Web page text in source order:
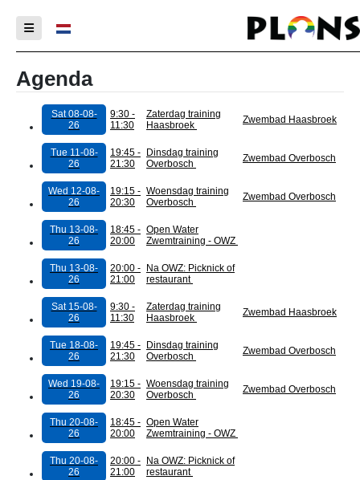
Select your language
Agenda
Sat 08-08-
26
9:30 -
11:30
Zaterdag training
Haasbroek
Zwembad Haasbroek
Tue 11-08-
26
19:45 -
21:30
Dinsdag training
Overbosch
Zwembad Overbosch
Wed 12-08-
26
19:15 -
20:30
Woensdag training
Overbosch
Zwembad Overbosch
Thu 13-08-
26
18:45 -
20:00
Open Water
Zwemtraining - OWZ
Thu 13-08-
26
20:00 -
21:00
Na OWZ: Picknick of
restaurant
Sat 15-08-
26
9:30 -
11:30
Zaterdag training
Haasbroek
Zwembad Haasbroek
Tue 18-08-
26
19:45 -
21:30
Dinsdag training
Overbosch
Zwembad Overbosch
Wed 19-08-
26
19:15 -
20:30
Woensdag training
Overbosch
Zwembad Overbosch
Thu 20-08-
26
18:45 -
20:00
Open Water
Zwemtraining - OWZ
Thu 20-08-
26
20:00 -
21:00
Na OWZ: Picknick of
restaurant